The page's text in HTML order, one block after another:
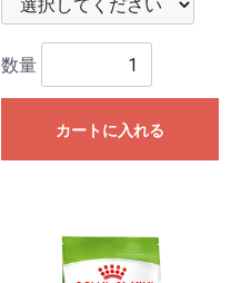
数量
カートに入れる